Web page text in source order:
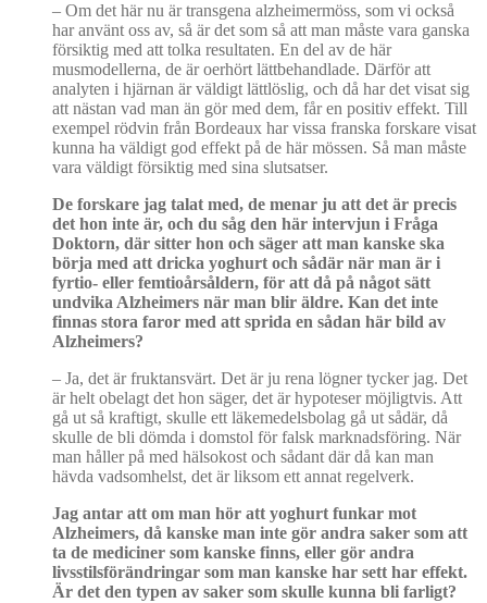
– Om det här nu är transgena alzheimermöss, som vi också
har använt oss av, så är det som så att man måste vara ganska
försiktig med att tolka resultaten. En del av de här
musmodellerna, de är oerhört lättbehandlade. Därför att
analyten i hjärnan är väldigt lättlöslig, och då har det visat sig
att nästan vad man än gör med dem, får en positiv effekt. Till
exempel rödvin från Bordeaux har vissa franska forskare visat
kunna ha väldigt god effekt på de här mössen. Så man måste
vara väldigt försiktig med sina slutsatser.
De forskare jag talat med, de menar ju att det är precis
det hon inte är, och du såg den här intervjun i Fråga
Doktorn, där sitter hon och säger att man kanske ska
börja med att dricka yoghurt och sådär när man är i
fyrtio- eller femtioårsåldern, för att då på något sätt
undvika Alzheimers när man blir äldre. Kan det inte
finnas stora faror med att sprida en sådan här bild av
Alzheimers?
– Ja, det är fruktansvärt. Det är ju rena lögner tycker jag. Det
är helt obelagt det hon säger, det är hypoteser möjligtvis. Att
gå ut så kraftigt, skulle ett läkemedelsbolag gå ut sådär, då
skulle de bli dömda i domstol för falsk marknadsföring. När
man håller på med hälsokost och sådant där då kan man
hävda vadsomhelst, det är liksom ett annat regelverk.
Jag antar att om man hör att yoghurt funkar mot
Alzheimers, då kanske man inte gör andra saker som att
ta de mediciner som kanske finns, eller gör andra
livsstilsförändringar som man kanske har sett har effekt.
Är det den typen av saker som skulle kunna bli farligt?